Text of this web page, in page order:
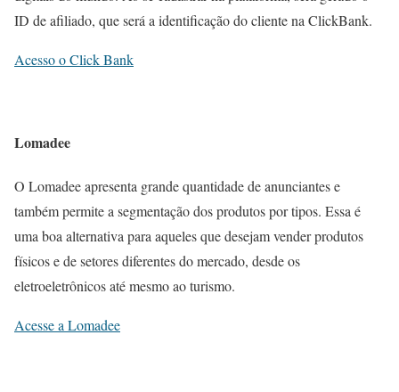
ID de afiliado, que será a identificação do cliente na ClickBank.
Acesso o Click Bank
Lomadee
O Lomadee apresenta grande quantidade de anunciantes e
também permite a segmentação dos produtos por tipos. Essa é
uma boa alternativa para aqueles que desejam vender produtos
físicos e de setores diferentes do mercado, desde os
eletroeletrônicos até mesmo ao turismo.
Acesse a Lomadee